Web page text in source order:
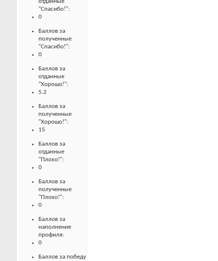
отданные
"Спасибо!":
0
Баллов за
полученные
"Спасибо!":
0
Баллов за
отданные
"Хорошо!":
5.2
Баллов за
полученные
"Хорошо!":
15
Баллов за
отданные
"Плохо!":
0
Баллов за
полученные
"Плохо!":
0
Баллов за
наполнение
профиля:
0
Баллов за победу